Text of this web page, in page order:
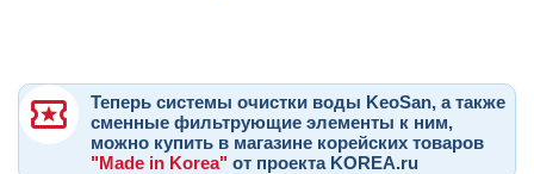
Теперь системы очистки воды KeoSan, а также
сменные фильтрующие элементы к ним,
можно купить в магазине корейских товаров
"Made in Korea" от проекта KOREA.ru